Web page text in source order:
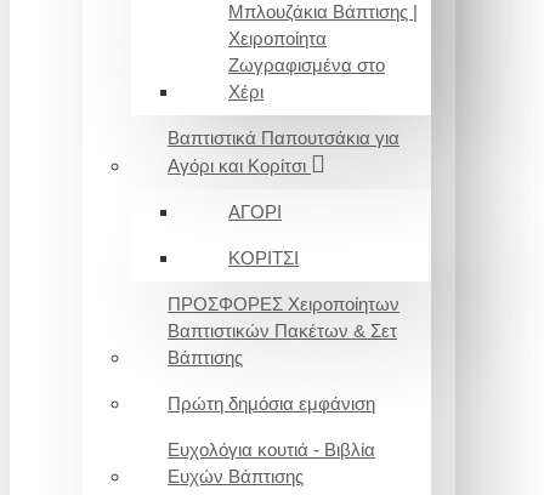
Μπλουζάκια Βάπτισης |
Χειροποίητα
Ζωγραφισμένα στο
Χέρι
Βαπτιστικά Παπουτσάκια για
Αγόρι και Κορίτσι
ΑΓΟΡΙ
ΚΟΡΙΤΣΙ
ΠΡΟΣΦΟΡΕΣ Χειροποίητων
Βαπτιστικών Πακέτων & Σετ
Βάπτισης
Πρώτη δημόσια εμφάνιση
Ευχολόγια κουτιά - Βιβλία
Ευχών Βάπτισης